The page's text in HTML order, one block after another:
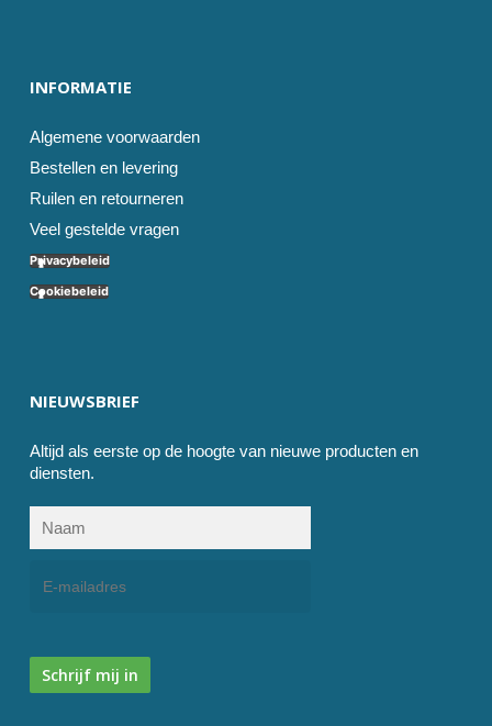
INFORMATIE
Algemene voorwaarden
Bestellen en levering
Ruilen en retourneren
Veel gestelde vragen
Privacybeleid
Cookiebeleid
NIEUWSBRIEF
Altijd als eerste op de hoogte van nieuwe producten en
diensten.
Schrijf mij in